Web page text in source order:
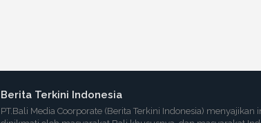
Berita Terkini Indonesia
PT.Bali Media Coorporate (Berita Terkini Indonesia)